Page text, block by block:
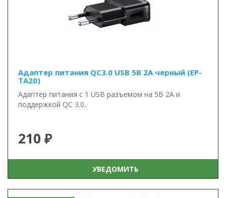
Адаптер питания QC3.0 USB 5В 2А черный (EP-
TA20)
Адаптер питания с 1 USB разъемом на 5В 2А и
поддержкой QC 3.0..
210 ₽
УВЕДОМИТЬ